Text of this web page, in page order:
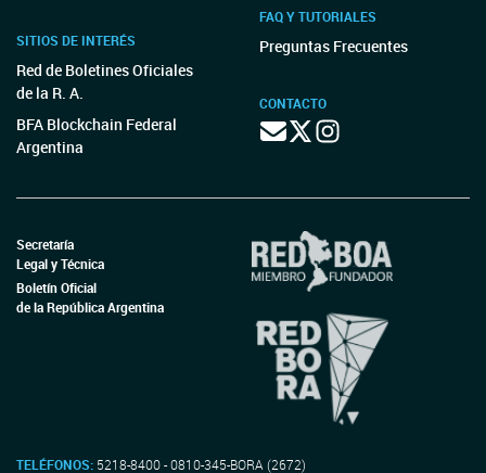
SITIOS DE INTERÉS
Red de Boletines Oficiales
de la R. A.
BFA Blockchain Federal
Argentina
FAQ Y TUTORIALES
Preguntas Frecuentes
CONTACTO
Secretaría
Legal y Técnica
Boletín Oficial
de la República Argentina
TELÉFONOS: 5218-8400 - 0810-345-BORA (2672)